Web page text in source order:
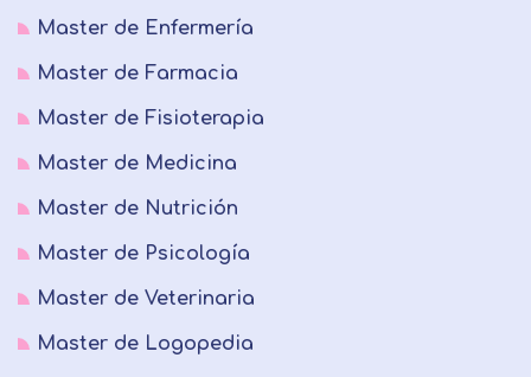
Master de Enfermería
Master de Farmacia
Master de Fisioterapia
Master de Medicina
Master de Nutrición
Master de Psicología
Master de Veterinaria
Master de Logopedia